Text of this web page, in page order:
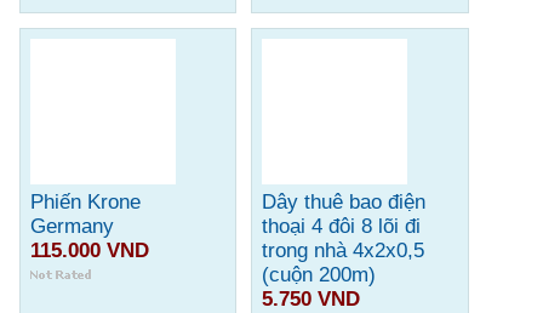
Phiến Krone
Germany
115.000 VND
Dây thuê bao điện
thoại 4 đôi 8 lõi đi
trong nhà 4x2x0,5
(cuộn 200m)
5.750 VND